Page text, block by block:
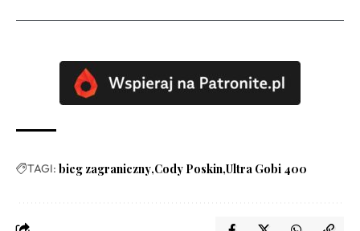
TAGI: bieg zagraniczny Cody Poskin Ultra Gobi 400